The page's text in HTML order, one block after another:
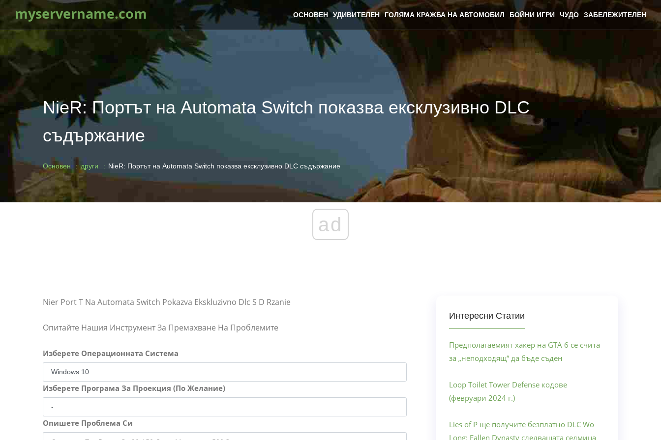
myservername.com ОСНОВЕН УДИВИТЕЛЕН ГОЛЯМА КРАЖБА НА АВТОМОБИЛ БОЙНИ ИГРИ ЧУДО ЗАБЕЛЕЖИТЕЛЕН
NieR: Портът на Automata Switch показва ексклузивно DLC
съдържание
Основен други NieR: Портът на Automata Switch показва ексклузивно DLC съдържание
ad
Nier Port T Na Automata Switch Pokazva Ekskluzivno Dlc S D Rzanie
Опитайте Нашия Инструмент За Премахване На Проблемите
Изберете Операционната Система
Изберете Програма За Проекция (По Желание)
Опишете Проблема Си
Интересни Статии
Предполагаемият хакер на GTA 6 се счита
за „неподходящ“ да бъде съден
Loop Toilet Tower Defense кодове
(февруари 2024 г.)
Lies of P ще получите безплатно DLC Wo
Long: Fallen Dynasty следващата седмица